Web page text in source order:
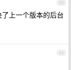
43
上一个版本的后台
44